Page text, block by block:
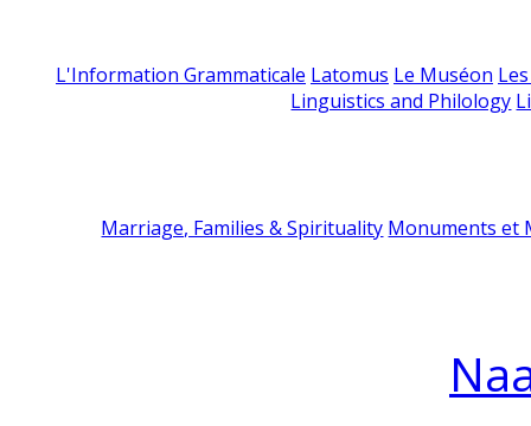
L'Information Grammaticale Latomus Le Muséon
Linguistics and Philology
Marriage, Families & Spirituality Monuments et